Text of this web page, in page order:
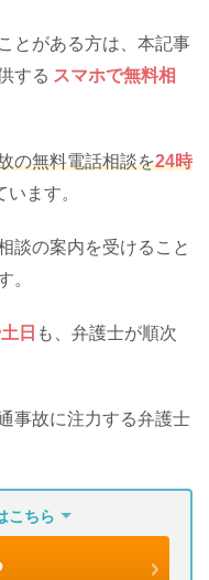
とがある方は、本記事
する スマホで無料相
の無料電話相談を24時
います。
談の案内を受けること
。
日 も、弁護士が順次
事故に注力する弁護士
こちら